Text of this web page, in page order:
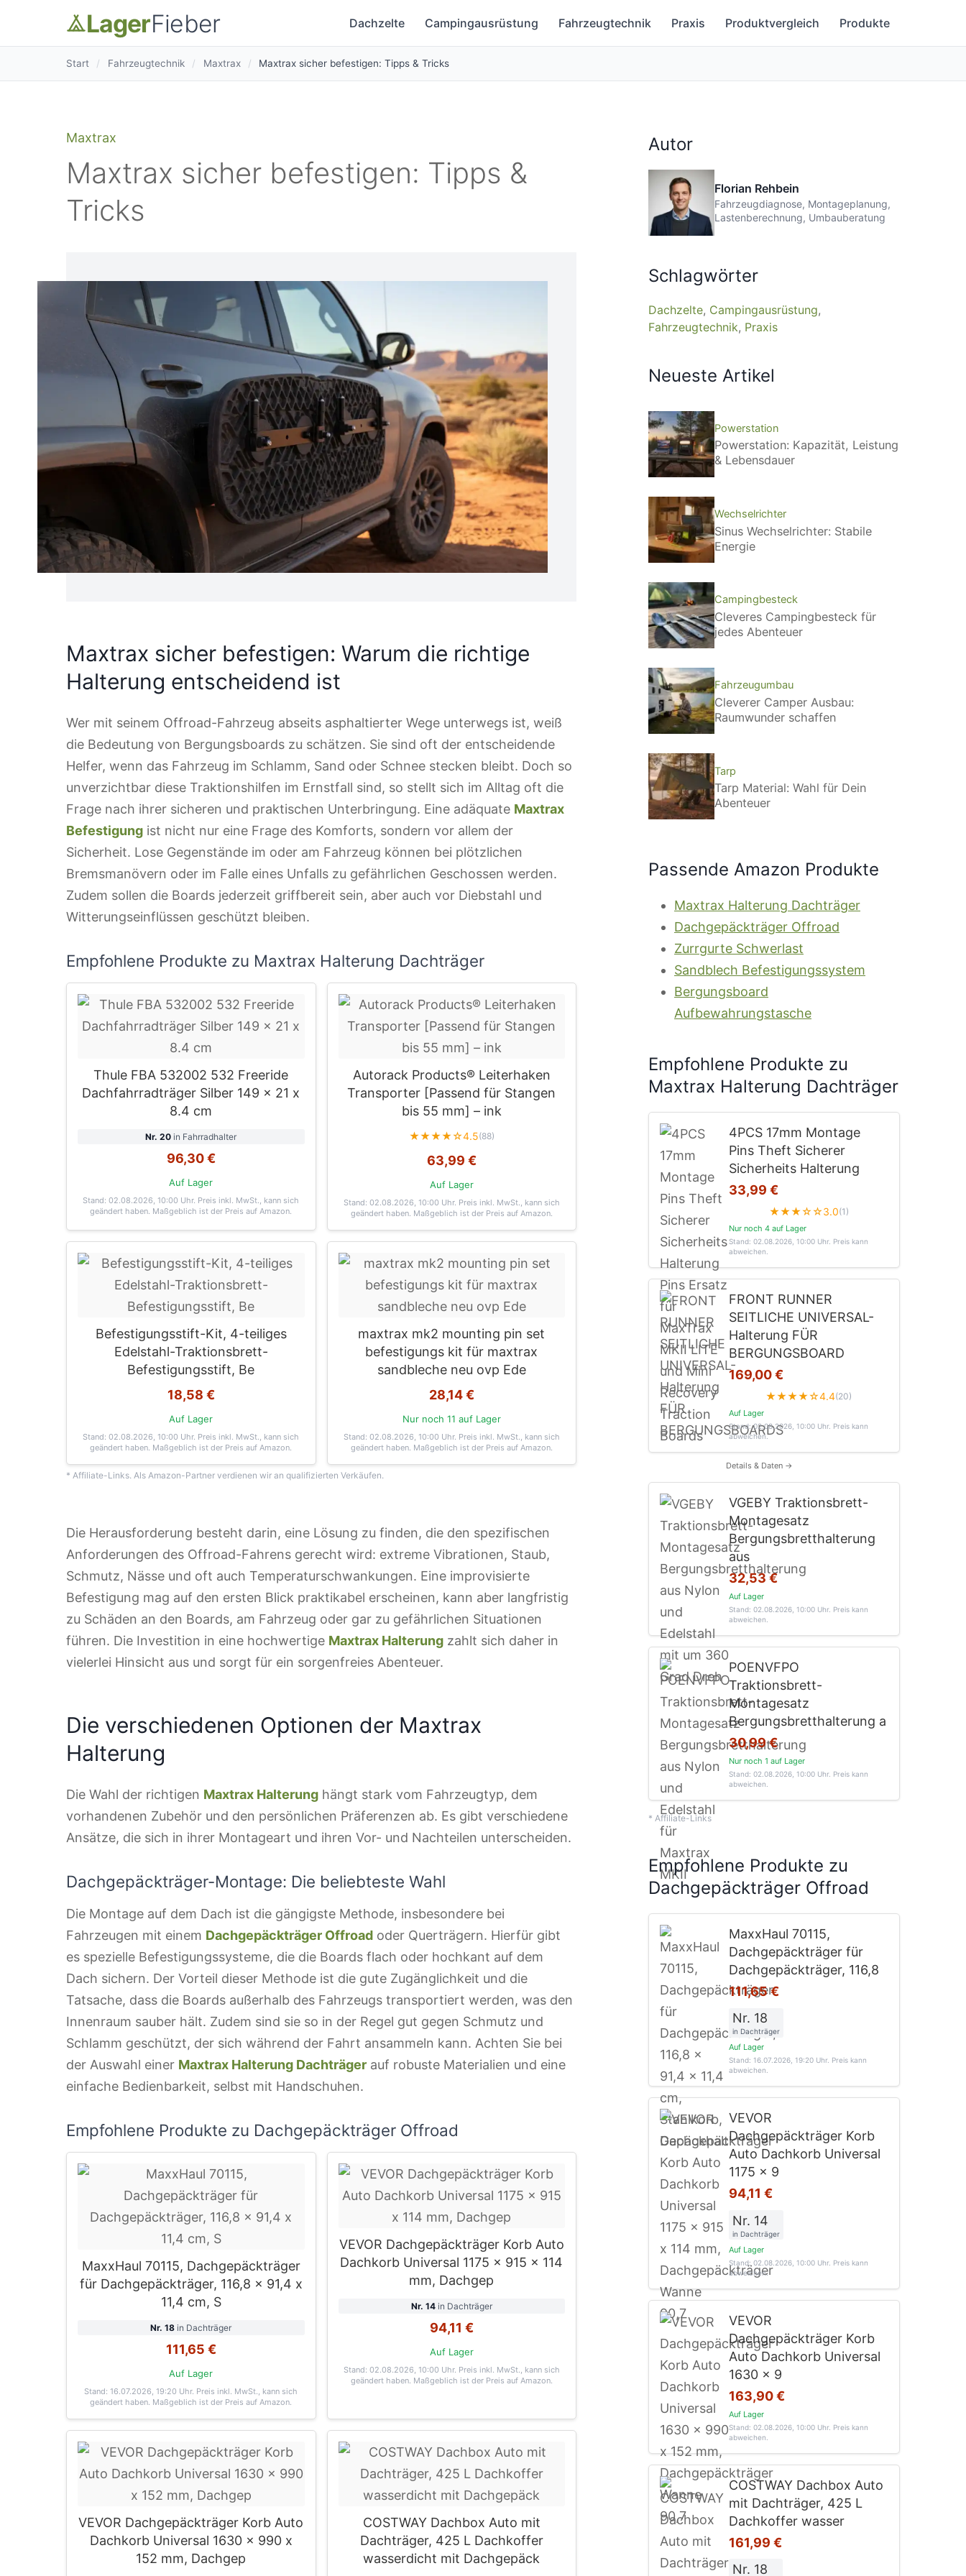
LagerFieber Dachzelte Campingausrüstung Fahrzeugtechnik Praxis Produktvergleich Produkte
Start / Fahrzeugtechnik / Maxtrax / Maxtrax sicher befestigen: Tipps & Tricks
Maxtrax
Maxtrax sicher befestigen: Tipps &
Tricks
Maxtrax sicher befestigen: Warum die richtige
Halterung entscheidend ist
Wer mit seinem Offroad-Fahrzeug abseits asphaltierter Wege unterwegs ist, weiß
die Bedeutung von Bergungsboards zu schätzen. Sie sind oft der entscheidende
Helfer, wenn das Fahrzeug im Schlamm, Sand oder Schnee stecken bleibt. Doch so
unverzichtbar diese Traktionshilfen im Ernstfall sind, so stellt sich im Alltag oft die
Frage nach ihrer sicheren und praktischen Unterbringung. Eine adäquate Maxtrax
Befestigung ist nicht nur eine Frage des Komforts, sondern vor allem der
Sicherheit. Lose Gegenstände im oder am Fahrzeug können bei plötzlichen
Bremsmanövern oder im Falle eines Unfalls zu gefährlichen Geschossen werden.
Zudem sollen die Boards jederzeit griffbereit sein, aber auch vor Diebstahl und
Witterungseinflüssen geschützt bleiben.
Empfohlene Produkte zu Maxtrax Halterung Dachträger
Thule FBA 532002 532 Freeride
Dachfahrradträger Silber 149 x 21 x
8.4 cm
Nr. 20 in Fahrradhalter
96,30 €
Auf Lager
Stand: 02.08.2026, 10:00 Uhr. Preis inkl. MwSt., kann sich
geändert haben. Maßgeblich ist der Preis auf Amazon.
Autorack Products® Leiterhaken
Transporter [Passend für Stangen
bis 55 mm] – ink
★★★★☆4.5(88)
63,99 €
Auf Lager
Stand: 02.08.2026, 10:00 Uhr. Preis inkl. MwSt., kann sich
geändert haben. Maßgeblich ist der Preis auf Amazon.
Befestigungsstift-Kit, 4-teiliges
Edelstahl-Traktionsbrett-
Befestigungsstift, Be
18,58 €
Auf Lager
Stand: 02.08.2026, 10:00 Uhr. Preis inkl. MwSt., kann sich
geändert haben. Maßgeblich ist der Preis auf Amazon.
maxtrax mk2 mounting pin set
befestigungs kit für maxtrax
sandbleche neu ovp Ede
28,14 €
Nur noch 11 auf Lager
Stand: 02.08.2026, 10:00 Uhr. Preis inkl. MwSt., kann sich
geändert haben. Maßgeblich ist der Preis auf Amazon.
* Affiliate-Links. Als Amazon-Partner verdienen wir an qualifizierten Verkäufen.
Die Herausforderung besteht darin, eine Lösung zu finden, die den spezifischen
Anforderungen des Offroad-Fahrens gerecht wird: extreme Vibrationen, Staub,
Schmutz, Nässe und oft auch Temperaturschwankungen. Eine improvisierte
Befestigung mag auf den ersten Blick praktikabel erscheinen, kann aber langfristig
zu Schäden an den Boards, am Fahrzeug oder gar zu gefährlichen Situationen
führen. Die Investition in eine hochwertige Maxtrax Halterung zahlt sich daher in
vielerlei Hinsicht aus und sorgt für ein sorgenfreies Abenteuer.
Die verschiedenen Optionen der Maxtrax
Halterung
Die Wahl der richtigen Maxtrax Halterung hängt stark vom Fahrzeugtyp, dem
vorhandenen Zubehör und den persönlichen Präferenzen ab. Es gibt verschiedene
Ansätze, die sich in ihrer Montageart und ihren Vor- und Nachteilen unterscheiden.
Dachgepäckträger-Montage: Die beliebteste Wahl
Die Montage auf dem Dach ist die gängigste Methode, insbesondere bei
Fahrzeugen mit einem Dachgepäckträger Offroad oder Querträgern. Hierfür gibt
es spezielle Befestigungssysteme, die die Boards flach oder hochkant auf dem
Dach sichern. Der Vorteil dieser Methode ist die gute Zugänglichkeit und die
Tatsache, dass die Boards außerhalb des Fahrzeugs transportiert werden, was den
Innenraum sauber hält. Zudem sind sie so in der Regel gut gegen Schmutz und
Schlamm geschützt, der sich während der Fahrt ansammeln kann. Achten Sie bei
der Auswahl einer Maxtrax Halterung Dachträger auf robuste Materialien und eine
einfache Bedienbarkeit, selbst mit Handschuhen.
Empfohlene Produkte zu Dachgepäckträger Offroad
MaxxHaul 70115, Dachgepäckträger
für Dachgepäckträger, 116,8 x 91,4 x
11,4 cm, S
Nr. 18 in Dachträger
111,65 €
Auf Lager
Stand: 16.07.2026, 19:20 Uhr. Preis inkl. MwSt., kann sich
geändert haben. Maßgeblich ist der Preis auf Amazon.
VEVOR Dachgepäckträger Korb Auto
Dachkorb Universal 1175 x 915 x 114
mm, Dachgep
Nr. 14in Dachträger
94,11 €
Auf Lager
Stand: 02.08.2026, 10:00 Uhr. Preis inkl. MwSt., kann sich
geändert haben. Maßgeblich ist der Preis auf Amazon.
VEVOR Dachgepäckträger Korb Auto
Dachkorb Universal 1630 x 990 x
152 mm, Dachgep
COSTWAY Dachbox Auto mit
Dachträger, 425 L Dachkoffer
wasserdicht mit Dachgepäck
Autor
Florian Rehbein
Fahrzeugdiagnose, Montageplanung,
Lastenberechnung, Umbauberatung
Schlagwörter
Dachzelte Campingausrüstung
Fahrzeugtechnik Praxis
Neueste Artikel
Powerstation
Powerstation: Kapazität, Leistung
& Lebensdauer
Wechselrichter
Sinus Wechselrichter: Stabile
Energie
Campingbesteck
Cleveres Campingbesteck für
jedes Abenteuer
Fahrzeugumbau
Cleverer Camper Ausbau:
Raumwunder schaffen
Tarp
Tarp Material: Wahl für Dein
Abenteuer
Passende Amazon Produkte
Maxtrax Halterung Dachträger
Dachgepäckträger Offroad
Zurrgurte Schwerlast
Sandblech Befestigungssystem
Bergungsboard
Aufbewahrungstasche
Empfohlene Produkte zu
Maxtrax Halterung Dachträger
4PCS 17mm Montage
Pins Theft Sicherer
Sicherheits Halterung
33,99 €
★★★☆☆3.0(1)
Nur noch 4 auf Lager
Stand: 02.08.2026, 10:00 Uhr. Preis kann
abweichen.
FRONT RUNNER
SEITLICHE UNIVERSAL-
Halterung FÜR
BERGUNGSBOARD
169,00 €
★★★★☆4.4(20)
Auf Lager
Stand: 02.08.2026, 10:00 Uhr. Preis kann
abweichen.
Details & Daten →
VGEBY Traktionsbrett-
Montagesatz
Bergungsbretthalterung
aus
32,53 €
Auf Lager
Stand: 02.08.2026, 10:00 Uhr. Preis kann
abweichen.
POENVFPO
Traktionsbrett-
Montagesatz
Bergungsbretthalterung a
30,99 €
Nur noch 1 auf Lager
Stand: 02.08.2026, 10:00 Uhr. Preis kann
abweichen.
* Affiliate-Links
Empfohlene Produkte zu
Dachgepäckträger Offroad
MaxxHaul 70115,
Dachgepäckträger für
Dachgepäckträger, 116,8
111,65 €
Nr. 18
in Dachträger
Auf Lager
Stand: 16.07.2026, 19:20 Uhr. Preis kann
abweichen.
VEVOR
Dachgepäckträger Korb
Auto Dachkorb Universal
1175 x 9
94,11 €
Nr. 14
in Dachträger
Auf Lager
Stand: 02.08.2026, 10:00 Uhr. Preis kann
abweichen.
VEVOR
Dachgepäckträger Korb
Auto Dachkorb Universal
1630 x 9
163,90 €
Auf Lager
Stand: 02.08.2026, 10:00 Uhr. Preis kann
abweichen.
COSTWAY Dachbox Auto
mit Dachträger, 425 L
Dachkoffer wasser
161,99 €
Nr. 18